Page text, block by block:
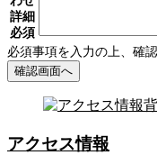
詳細
必須
必須事項を入力の上、確
アクセス情報